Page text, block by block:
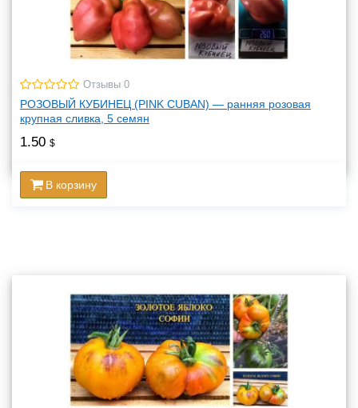
Отзывы 0
РОЗОВЫЙ КУБИНЕЦ (PINK CUBAN) — ранняя розовая
крупная сливка, 5 семян
1.50 $
В корзину